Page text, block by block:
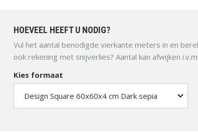
MUUR EN
OPSLUITING
ONDERHOUD,
ACCESSOIRES
HOEVEEL HEEFT U NODIG?
Vul het aantal benodigde vierkante meters in en
ook rekening met snijverlies? Aantal kan afwijken
Kies formaat